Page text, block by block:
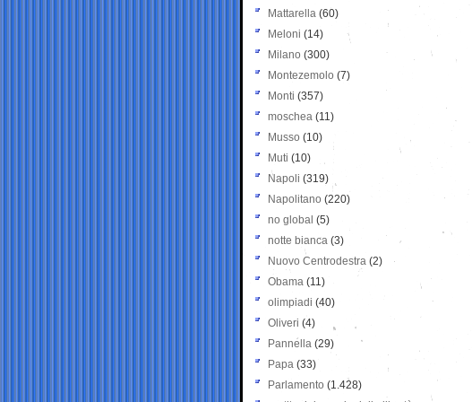
Mattarella (60)
Meloni (14)
Milano (300)
Montezemolo (7)
Monti (357)
moschea (11)
Musso (10)
Muti (10)
Napoli (319)
Napolitano (220)
no global (5)
notte bianca (3)
Nuovo Centrodestra (2)
Obama (11)
olimpiadi (40)
Oliveri (4)
Pannella (29)
Papa (33)
Parlamento (1.428)